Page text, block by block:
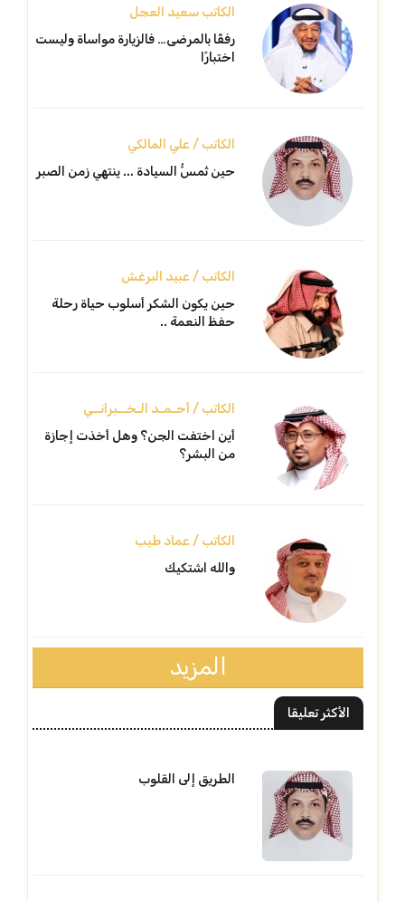
الكاتب سعيد العجل
رفقًا بالمرضى… فالزيارة مواساة وليست
اختبارًا
الكاتب / علي المالكي
حين تُمسُّ السيادة ... ينتهي زمن الصبر
الكاتب / عبيد البرغش
حين يكون الشكر أسلوب حياة رحلة
حفظ النعمة ..
الكاتب / أحـمـد الـخــبرانــي
أين اختفت الجن؟ وهل أخذت إجازة
من البشر؟
الكاتب / عماد طيب
والله اشتكيك
المزيد
الأكثر تعليقا
الطريق إلى القلوب